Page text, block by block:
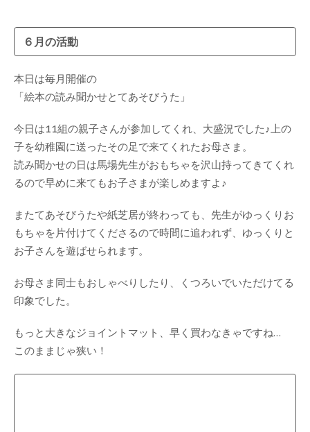
６月の活動
本日は毎月開催の
「絵本の読み聞かせとてあそびうた」
今日は11組の親子さんが参加してくれ、大盛況でした♪上の
子を幼稚園に送ったその足で来てくれたお母さま。
読み聞かせの日は馬場先生がおもちゃを沢山持ってきてくれ
るので早めに来てもお子さまが楽しめますよ♪
またてあそびうたや紙芝居が終わっても、先生がゆっくりお
もちゃを片付けてくださるので時間に追われず、ゆっくりと
お子さんを遊ばせられます。
お母さま同士もおしゃべりしたり、くつろいでいただけてる
印象でした。
もっと大きなジョイントマット、早く買わなきゃですね…
このままじゃ狭い！